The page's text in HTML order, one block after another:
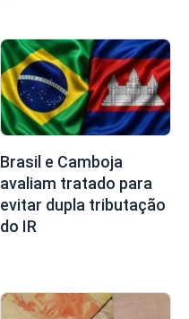
Brasil e Camboja
avaliam tratado para
evitar dupla tributação
do IR